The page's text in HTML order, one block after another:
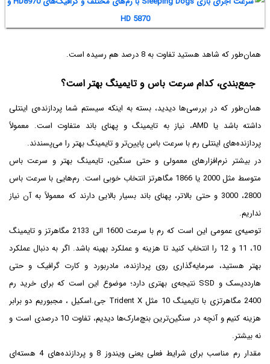
همان‌طور که شاهد هستید تفاوت به 8 درصد هم رسیده است.
جمع‌بندی، کدام سرعت باس و تایمینگ بهتر است؟
همان‌طور که در بررسی‌ها دیدید، بسته به اینکه سیستم شما پردازنده‌ی اینتلی
داشته باشد یا AMD، نیاز به تایمینگ و پهنای باند متفاوت است. معمولاً
پردازنده‌های اینتلی رم با سرعت باس پایین‌تر و تایمینگ بهتر را می‌پسندند.
در بیشتر نرم‌افزارهای معمولی و حتی سنگین، تایمینگ بهتر و سرعت باس
متوسط مثل 2000 یا 1866 مگاهرتز انتخاب خوبی است. رم‌هایی با سرعت باس
2800، 3000 و حتی بالاتر، پهنای باند بسیار بالایی دارند که معمولاً به آن نیاز
نداریم.
توصیه‌ی عمومی این است که رم با سرعت 1600 الی 2133 مگاهرتز و تایمینگ
10، 11 و 12 را انتخاب کنید تا هزینه و عملکرد بهینه باشد. اگر به دنبال عملکرد
بهتر هستید، سرمایه‌گذاری روی پردازنده، مادربورد و کارت گرافیک و حتی
هارددیسک و SSD نتیجه‌ی بهتری دارد؛ موضوع این است که برای خرید رم
2400 مگاهرتزی با تایمینگ 10 مثل Trident X جی.اسکیل ، مجبوریم دو برابر
هزینه کنیم و آنچه در سنگین‌ترین بنچ‌مارک‌ها دیدیم، تفاوت 10 درصدی است و
نه بیشتر.
مقدار رم مناسب برای شرایط فعلی یعنی ویندوز 8 و پردازنده‌های 4 هسته‌ای